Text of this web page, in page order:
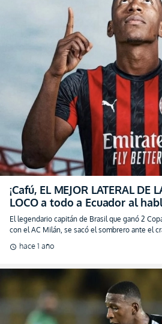
¡Cafú, EL MEJOR LATERAL DE
LOCO a todo a Ecuador al
Estupiñán! (VIDEO)
El legendario capitán de Brasil que ganó 2
con el AC Milán, se sacó el sombrero ante el
schedule hace 1 año